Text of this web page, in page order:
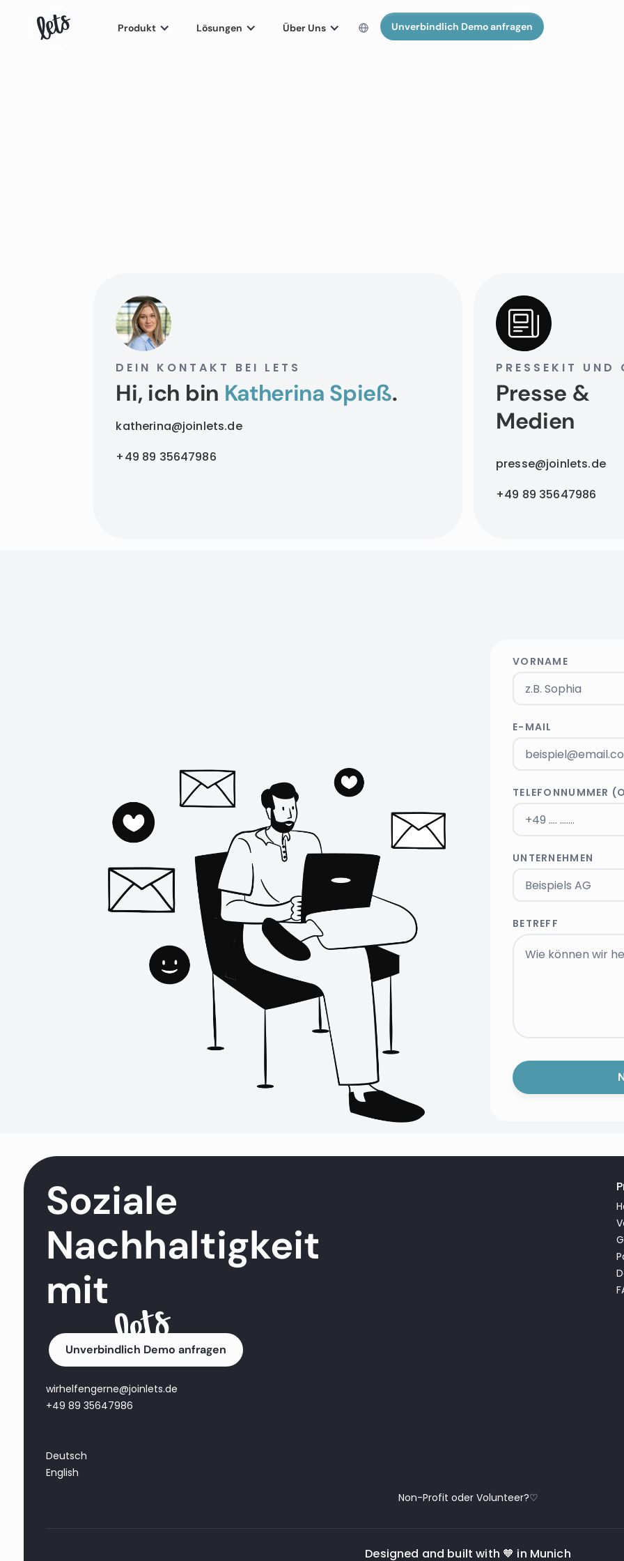
Produkt Lösungen Über Uns Unverbindlich Demo anfragen
DEIN KONTAKT BEI LETS
Hi, ich bin Katherina Spieß.
katherina@joinlets.de
+49 89 35647986
PRESSEKIT UND
Presse &
Medien
presse@joinlets.de
+49 89 35647986
VORNAME
E-MAIL
TELEFONNUMMER
UNTERNEHMEN
BETREFF
Soziale
Nachhaltigkeit
mit
Unverbindlich Demo anfragen
wirhelfengerne@joinlets.de
+49 89 35647986
Deutsch
English
Non-Profit oder Volunteer?♡
Designed and built with 🧡 in Munich